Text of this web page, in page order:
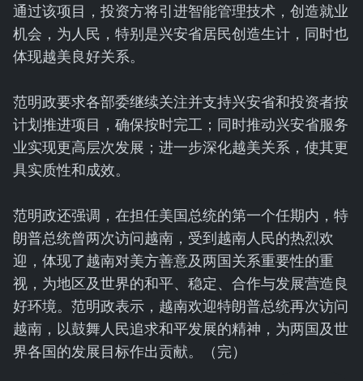
通过该项目，投资方将引进智能管理技术，创造就业
机会，为人民，特别是兴安省居民创造生计，同时也
体现越美良好关系。
范明政要求各部委继续关注并支持兴安省和投资者按
计划推进项目，确保按时完工；同时推动兴安省服务
业实现更高层次发展；进一步深化越美关系，使其更
具实质性和成效。
范明政还强调，在担任美国总统的第一个任期内，特
朗普总统曾两次访问越南，受到越南人民的热烈欢
迎，体现了越南对美方善意及两国关系重要性的重
视，为地区及世界的和平、稳定、合作与发展营造良
好环境。范明政表示，越南欢迎特朗普总统再次访问
越南，以鼓舞人民追求和平发展的精神，为两国及世
界各国的发展目标作出贡献。（完）